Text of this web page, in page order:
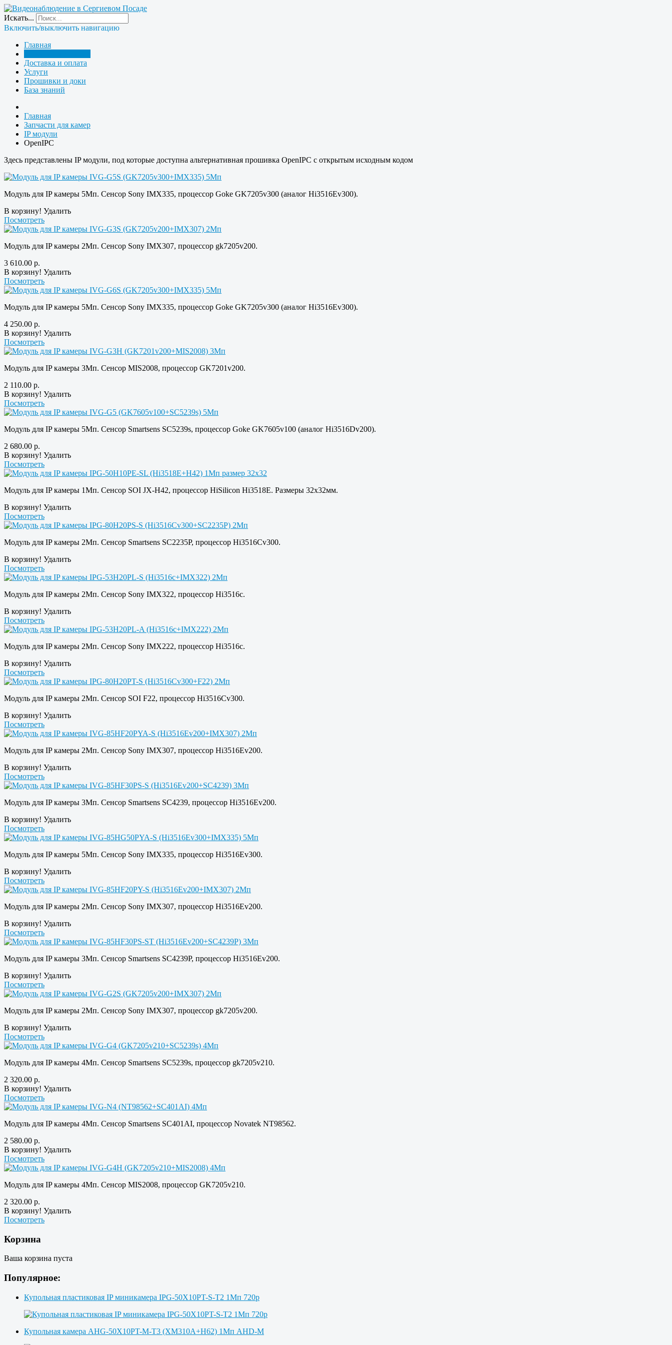
Искать...
Включить/выключить навигацию
Главная
Доставка и оплата
Услуги
Прошивки и доки
База знаний
Главная
Запчасти для камер
IP модули
OpenIPC
Здесь представлены IP модули, под которые доступна альтернативная прошивка OpenIPC с открытым исходным кодом
Модуль для IP камеры 5Мп. Сенсор Sony IMX335, процессор Goke GK7205v300 (аналог Hi3516Ev300).
В корзину! Удалить
Посмотреть
Модуль для IP камеры 2Мп. Сенсор Sony IMX307, процессор gk7205v200.
3 610.00 р.
В корзину! Удалить
Посмотреть
Модуль для IP камеры 5Мп. Сенсор Sony IMX335, процессор Goke GK7205v300 (аналог Hi3516Ev300).
4 250.00 р.
В корзину! Удалить
Посмотреть
Модуль для IP камеры 3Мп. Сенсор MIS2008, процессор GK7201v200.
2 110.00 р.
В корзину! Удалить
Посмотреть
Модуль для IP камеры 5Мп. Сенсор Smartsens SC5239s, процессор Goke GK7605v100 (аналог Hi3516Dv200).
2 680.00 р.
В корзину! Удалить
Посмотреть
Модуль для IP камеры 1Мп. Сенсор SOI JX-H42, процессор HiSilicon Hi3518E. Размеры 32x32мм.
В корзину! Удалить
Посмотреть
Модуль для IP камеры 2Мп. Сенсор Smartsens SC2235P, процессор Hi3516Cv300.
В корзину! Удалить
Посмотреть
Модуль для IP камеры 2Мп. Сенсор Sony IMX322, процессор Hi3516c.
В корзину! Удалить
Посмотреть
Модуль для IP камеры 2Мп. Сенсор Sony IMX222, процессор Hi3516c.
В корзину! Удалить
Посмотреть
Модуль для IP камеры 2Мп. Сенсор SOI F22, процессор Hi3516Cv300.
В корзину! Удалить
Посмотреть
Модуль для IP камеры 2Мп. Сенсор Sony IMX307, процессор Hi3516Ev200.
В корзину! Удалить
Посмотреть
Модуль для IP камеры 3Мп. Сенсор Smartsens SC4239, процессор Hi3516Ev200.
В корзину! Удалить
Посмотреть
Модуль для IP камеры 5Мп. Сенсор Sony IMX335, процессор Hi3516Ev300.
В корзину! Удалить
Посмотреть
Модуль для IP камеры 2Мп. Сенсор Sony IMX307, процессор Hi3516Ev200.
В корзину! Удалить
Посмотреть
Модуль для IP камеры 3Мп. Сенсор Smartsens SC4239P, процессор Hi3516Ev200.
В корзину! Удалить
Посмотреть
Модуль для IP камеры 2Мп. Сенсор Sony IMX307, процессор gk7205v200.
В корзину! Удалить
Посмотреть
Модуль для IP камеры 4Мп. Сенсор Smartsens SC5239s, процессор gk7205v210.
2 320.00 р.
В корзину! Удалить
Посмотреть
Модуль для IP камеры 4Мп. Сенсор Smartsens SC401AI, процессор Novatek NT98562.
2 580.00 р.
В корзину! Удалить
Посмотреть
Модуль для IP камеры 4Мп. Сенсор MIS2008, процессор GK7205v210.
2 320.00 р.
В корзину! Удалить
Посмотреть
Корзина
Ваша корзина пуста
Популярное:
Купольная пластиковая IP миникамера IPG-50X10PT-S-T2 1Мп 720p
Купольная камера AHG-50X10PT-M-T3 (XM310A+H62) 1Мп AHD-M